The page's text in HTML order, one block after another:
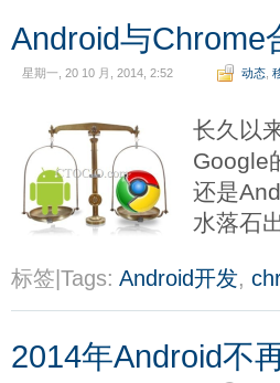
Android与Chrome
星期一, 20 10 月, 2014, 2:52 动态
长久以
Google
还是
水落石
标签|Tags: Android开发,
2014年Android不